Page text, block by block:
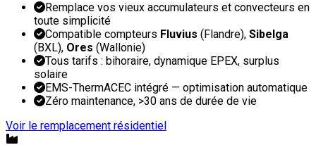
Remplace vos vieux accumulateurs et convecteurs en
toute simplicité
Compatible compteurs Fluvius (Flandre), Sibelga
(BXL), Ores (Wallonie)
Tous tarifs : bihoraire, dynamique EPEX, surplus
solaire
EMS-ThermACEC intégré — optimisation automatique
Zéro maintenance, >30 ans de durée de vie
Voir le remplacement résidentiel